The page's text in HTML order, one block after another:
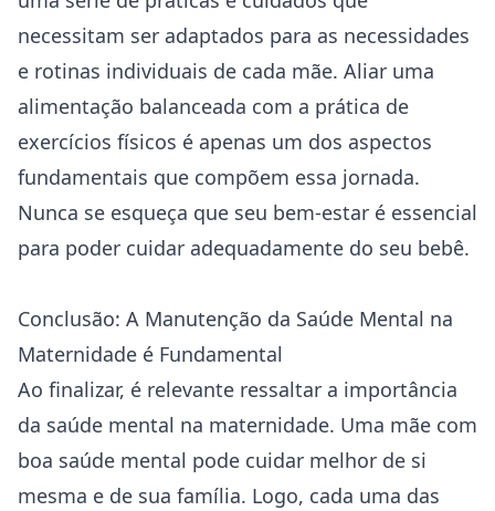
necessitam ser adaptados para as necessidades
e rotinas individuais de cada mãe. Aliar uma
alimentação balanceada com a prática de
exercícios físicos é apenas um dos aspectos
fundamentais que compõem essa jornada.
Nunca se esqueça que seu bem-estar é essencial
para poder cuidar adequadamente do seu bebê.
Conclusão: A Manutenção da Saúde Mental na
Maternidade é Fundamental
Ao finalizar, é relevante ressaltar a importância
da saúde mental na maternidade. Uma mãe com
boa saúde mental pode cuidar melhor de si
mesma e de sua família. Logo, cada uma das